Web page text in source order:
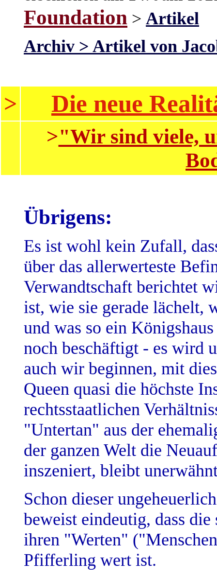
Foundation > Artikel
Archiv > Artikel von
> Die neue
>"Wir sind viele,
Übrigens:
Es ist wohl kein Zufall,
über das allerwerteste
Verwandtschaft berichtet
ist, wie sie gerade lächelt,
und was so ein
noch beschäftigt - es wird
auch wir beginnen, mit
Queen quasi die höchste
rechtsstaatlichen
"Untertan" aus der
der ganzen Welt die
inszeniert, bleibt
Schon dieser
beweist eindeutig, dass
ihren "Werten"
Pfifferling wert ist.